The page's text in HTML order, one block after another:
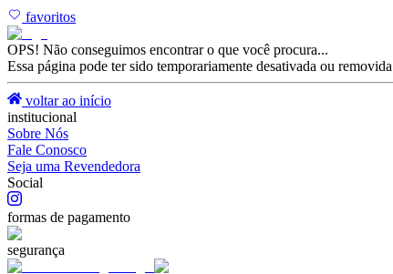
favoritos
OPS! Não conseguimos encontrar o que você procura...
Essa página pode ter sido temporariamente desativada ou
voltar ao início
institucional
Sobre Nós
Fale Conosco
Seja uma Revendedora
Social
formas de pagamento
segurança